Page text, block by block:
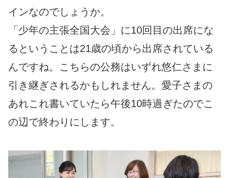
インなのでしょうか。
「少年の主張全国大会」に10回目の出席にな
るということは21歳の頃から出席されている
んですね。こちらの公務はいずれ悠仁さまに
引き継ぎされるかもしれません。愛子さまの
あれこれ書いていたら午後10時過ぎたのでこ
の辺で終わりにします。